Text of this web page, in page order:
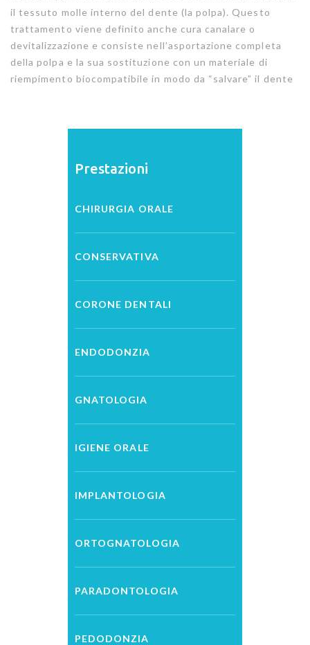
il tessuto molle interno del dente (la polpa). Questo
trattamento viene definito anche cura canalare o
devitalizzazione e consiste nell’asportazione completa
della polpa e la sua sostituzione con un materiale di
riempimento biocompatibile in modo da “salvare” il dente
Prestazioni
CHIRURGIA ORALE
CONSERVATIVA
CORONE DENTALI
ENDODONZIA
GNATOLOGIA
IGIENE ORALE
IMPLANTOLOGIA
ORTOGNATOLOGIA
PARADONTOLOGIA
PEDODONZIA